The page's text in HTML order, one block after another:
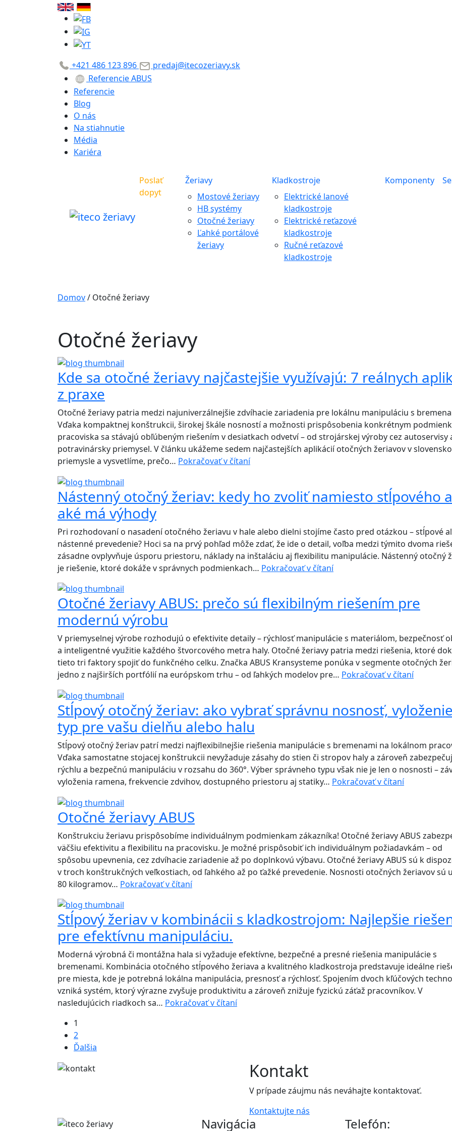
+421 486 123 896
predaj@itecozeriavy.sk
Referencie ABUS
Referencie
Blog
O nás
Na stiahnutie
Média
Kariéra
Poslať
dopyt
Žeriavy
Mostové žeriavy
HB systémy
Otočné žeriavy
Ľahké portálové
žeriavy
Kladkostroje
Elektrické lanové
kladkostroje
Elektrické reťazové
kladkostroje
Ručné reťazové
kladkostroje
Komponenty
Domov/ Otočné žeriavy
Otočné žeriavy
Kde sa otočné žeriavy najčastejšie využívajú: 7 reálnych
z praxe
Otočné žeriavy patria medzi najuniverzálnejšie zdvíhacie zariadenia pre lokálnu manipuláciu s
Vďaka kompaktnej konštrukcii, širokej škále nosností a možnosti prispôsobenia konkrétnym
pracoviska sa stávajú obľúbeným riešením v desiatkach odvetví – od strojárskej výroby cez autoservisy
potravinársky priemysel. V článku ukážeme sedem najčastejších aplikácií otočných žeriavov v
priemysle a vysvetlíme, prečo… Pokračovať v čítaníKde
žeriavy
7
reálnych
aplikácií
z
Nástenný otočný žeriav: kedy ho zvoliť namiesto stĺpového a
aké má výhody
Pri rozhodovaní o nasadení otočného žeriavu v hale alebo dielni stojíme často pred otázkou – stĺpové
nástenné prevedenie? Hoci sa na prvý pohľad môže zdať, že ide o detail, voľba medzi týmito dvoma
zásadne ovplyvňuje úsporu priestoru, náklady na inštaláciu aj flexibilitu manipulácie. Nástenný otočný
je riešenie, ktoré dokáže v správnych podmienkach… Pokračovať v čítaníNástenný
kedy
namiesto
stĺpového
a
aké
Otočné žeriavy ABUS: prečo sú flexibilným riešením pre
modernú výrobu
V priemyselnej výrobe rozhodujú o efektivite detaily – rýchlosť manipulácie s materiálom, bezpečnosť
a inteligentné využitie každého štvorcového metra haly. Otočné žeriavy patria medzi riešenia, ktoré
tieto tri faktory spojiť do funkčného celku. Značka ABUS Kransysteme ponúka v segmente otočných
jedno z najširších portfólií na európskom trhu – od ľahkých modelov pre… Pokračovať v čítaníOtočné
prečo
riešením
pre
modernú
Stĺpový otočný žeriav: ako vybrať správnu nosnosť,
typ pre vašu dielňu alebo halu
Stĺpový otočný žeriav patrí medzi najflexibilnejšie riešenia manipulácie s bremenami na lokálnom
Vďaka samostatne stojacej konštrukcii nevyžaduje zásahy do stien či stropov haly a zároveň
rýchlu a bezpečnú manipuláciu v rozsahu do 360°. Výber správneho typu však nie je len o nosnosti –
vyloženia ramena, frekvencie zdvihov, dostupného priestoru aj statiky… Pokračovať v čítaníStĺpový
správnu
nosnosť,
vyloženie
a
vašu
dielňu
halu
Otočné žeriavy ABUS
Konštrukciu žeriavu prispôsobíme individuálnym podmienkam zákazníka! Otočné žeriavy ABUS
väčšiu efektivitu a flexibilitu na pracovisku. Je možné prispôsobiť ich individuálnym požiadavkám – od
spôsobu upevnenia, cez zdvíhacie zariadenie až po doplnkovú výbavu. Otočné žeriavy ABUS sú k
v troch konštrukčných veľkostiach, od ľahkého až po ťažké prevedenie. Nosnosti otočných žeriavov sú
80 kilogramov… Pokračovať v čítaníOtočné
Stĺpový žeriav v kombinácii s kladkostrojom: Najlepšie
pre efektívnu manipuláciu.
Moderná výrobná či montážna hala si vyžaduje efektívne, bezpečné a presné riešenia manipulácie s
bremenami. Kombinácia otočného stĺpového žeriava a kvalitného kladkostroja predstavuje ideálne
pre miesta, kde je potrebná lokálna manipulácia, presnosť a rýchlosť. Spojením dvoch kľúčových
vzniká systém, ktorý výrazne zvyšuje produktivitu a zároveň znižuje fyzickú záťaž pracovníkov. V
nasledujúcich riadkoch sa… Pokračovať v čítaníStĺpový
kladkostrojom:
Najlepšie
riešenia
efektívnu
manipuláciu.
1
2
Ďalšia
Kontakt
V prípade záujmu nás neváhajte kontaktovať.
Kontaktujte nás
Navigácia Telefón: